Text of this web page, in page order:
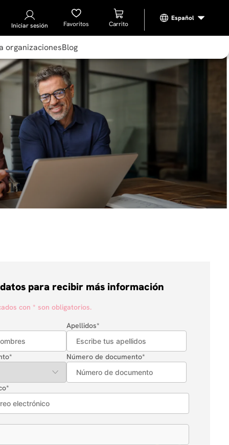
Iniciar sesión Favoritos
organizacionesBlog
para recibir más información
con * son obligatorios.
Apellidos*
* Número de documento*
*